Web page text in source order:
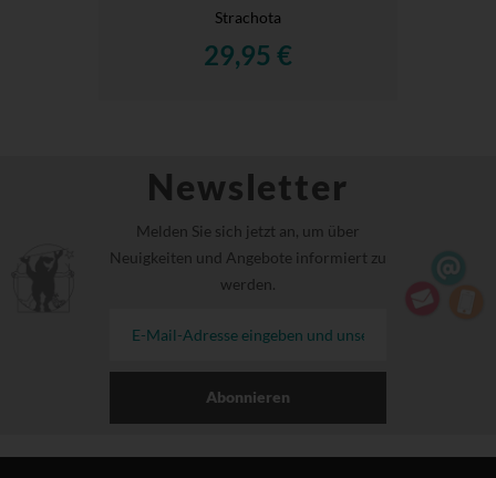
Strachota
29,95 €
Newsletter
Melden Sie sich jetzt an, um über
Neuigkeiten und Angebote informiert zu
werden.
Abonnieren